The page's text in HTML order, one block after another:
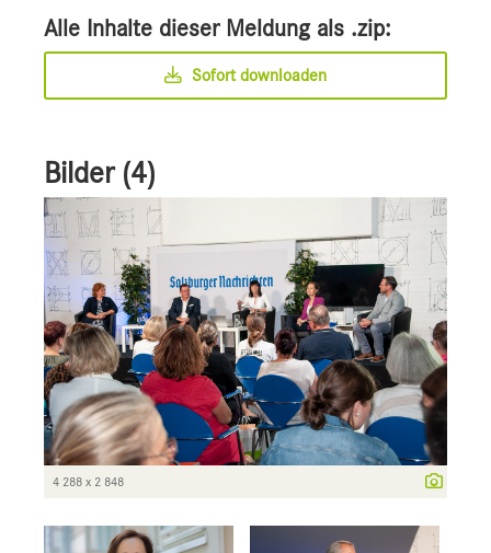
Alle Inhalte dieser Meldung als .zip:
Sofort downloaden
Bilder (4)
4 288 x 2 848